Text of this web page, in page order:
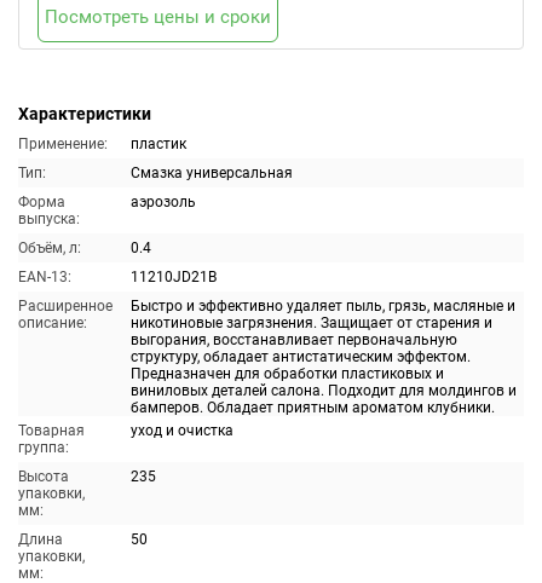
Характеристики
Применение:
пластик
Тип:
Смазка универсальная
Форма
выпуска:
аэрозоль
Объём, л:
0.4
EAN-13:
11210JD21B
Расширенное
описание:
Быстро и эффективно удаляет пыль, грязь, масляные и
никотиновые загрязнения. Защищает от старения и
выгорания, восстанавливает первоначальную
структуру, обладает антистатическим эффектом.
Предназначен для обработки пластиковых и
виниловых деталей салона. Подходит для молдингов и
бамперов. Обладает приятным ароматом клубники.
Товарная
группа:
уход и очистка
Высота
упаковки,
мм:
235
Длина
упаковки,
мм:
50
Посмотреть цены и сроки